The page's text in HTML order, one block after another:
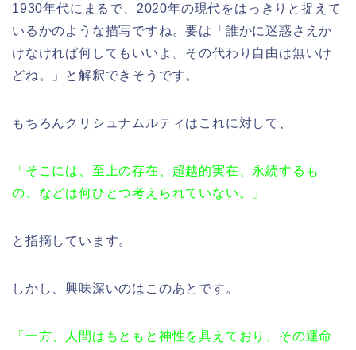
1930年代にまるで、2020年の現代をはっきりと捉えて
いるかのような描写ですね。要は「誰かに迷惑さえか
けなければ何してもいいよ。その代わり自由は無いけ
どね。」と解釈できそうです。
もちろんクリシュナムルティはこれに対して、
「そこには、至上の存在、超越的実在、永続するも
の、などは何ひとつ考えられていない。」
と指摘しています。
しかし、興味深いのはこのあとです。
「一方、人間はもともと神性を具えており、その運命